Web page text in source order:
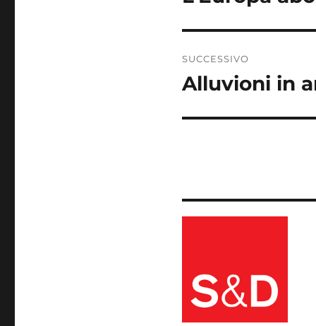
SUCCESSIVO
Articolo
Alluvioni in